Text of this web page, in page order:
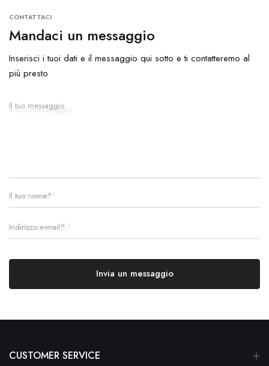
CONTATTACI
Mandaci un messaggio
Inserisci i tuoi dati e il messaggio qui sotto e ti contatteremo al
più presto
Il tuo messaggio
Il tuo nome*
Indirizzo e-mail*
CUSTOMER SERVICE